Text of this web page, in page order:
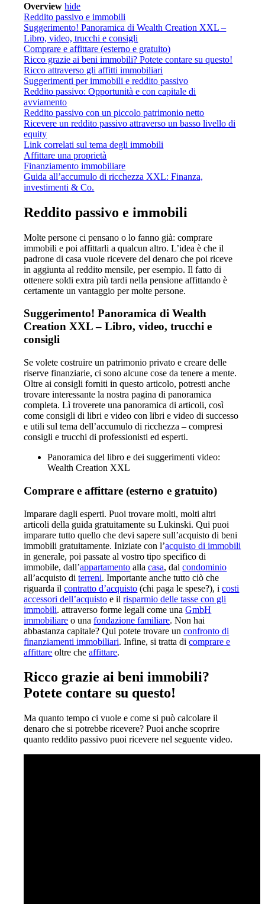
Overview hide
Reddito passivo e immobili
Suggerimento! Panoramica di Wealth Creation XXL –
Libro, video, trucchi e consigli
Comprare e affittare (esterno e gratuito)
Ricco grazie ai beni immobili? Potete contare su questo!
Ricco attraverso gli affitti immobiliari
Suggerimenti per immobili e reddito passivo
Reddito passivo: Opportunità e con capitale di
avviamento
Reddito passivo con un piccolo patrimonio netto
Ricevere un reddito passivo attraverso un basso livello di
equity
Link correlati sul tema degli immobili
Affittare una proprietà
Finanziamento immobiliare
Guida all’accumulo di ricchezza XXL: Finanza,
investimenti & Co.
Reddito passivo e immobili
Molte persone ci pensano o lo fanno già: comprare
immobili e poi affittarli a qualcun altro. L’idea è che il
padrone di casa vuole ricevere del denaro che poi riceve
in aggiunta al reddito mensile, per esempio. Il fatto di
ottenere soldi extra più tardi nella pensione affittando è
certamente un vantaggio per molte persone.
Suggerimento! Panoramica di Wealth
Creation XXL – Libro, video, trucchi e
consigli
Se volete costruire un patrimonio privato e creare delle
riserve finanziarie, ci sono alcune cose da tenere a mente.
Oltre ai consigli forniti in questo articolo, potresti anche
trovare interessante la nostra pagina di panoramica
completa. Lì troverete una panoramica di articoli, così
come consigli di libri e video con libri e video di successo
e utili sul tema dell’accumulo di ricchezza – compresi
consigli e trucchi di professionisti ed esperti.
Panoramica del libro e dei suggerimenti video:
WealthCreation XXL
Comprare e affittare (esterno e gratuito)
Imparare dagli esperti. Puoi trovare molti, molti altri
articoli della guida gratuitamente su Lukinski. Qui puoi
imparare tutto quello che devi sapere sull’acquisto di beni
immobili gratuitamente. Iniziate con l’acquisto di immobili
in generale, poi passate al vostro tipo specifico di
immobile, dall’appartamento allacasa, dalcondominio
all’acquisto diterreni. Importante anche tutto ciò che
riguarda ilcontratto d’acquisto (chi paga le spese?), icosti
accessori dell’acquisto e ilrisparmio delle tasse con gli
immobili. attraverso forme legali come unaGmbH
immobiliare o unafondazione familiare. Non hai
abbastanza capitale? Qui potete trovare unconfronto di
finanziamenti immobiliari. Infine, si tratta dicomprare e
affittare oltre cheaffittare.
Ricco grazie ai beni immobili?
Potete contare su questo!
Ma quanto tempo ci vuole e come si può calcolare il
denaro che si potrebbe ricevere? Puoi anche scoprire
quanto reddito passivo puoi ricevere nel seguente video.